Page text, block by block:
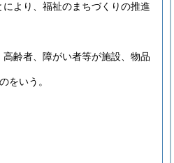
より、福祉のまちづくりの推進
齢者、障がい者等が施設、物品
をいう。